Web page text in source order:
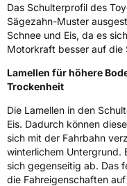
Weitere Eigenschaften
SchlauchtypTL
Zustand Neureifen
M+SJa
EU Label
EffizienzE
Das Schulterprofil des
Sägezahn-Muster
Schnee und Eis, da es
Motorkraft besser auf die
Lamellen für höhere
Trockenheit
Die Lamellen in den
Eis. Dadurch können
sich mit der Fahrbahn
winterlichem Untergrund.
sich gegenseitig ab. Das
die Fahreigenschaften